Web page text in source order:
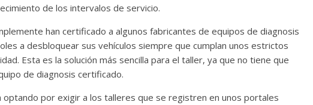
de los intervalos de servicio.
han certificado a algunos fabricantes de equipos de diagnosis
a desbloquear sus vehículos siempre que cumplan unos estrictos
Esta es la solución más sencilla para el taller, ya que no tiene que
de diagnosis certificado.
optando por exigir a los talleres que se registren en unos portales